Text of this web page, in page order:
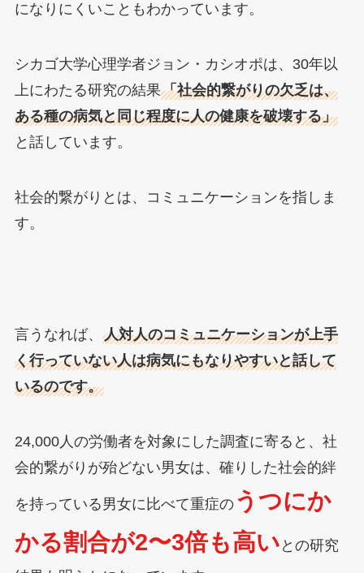
になりにくいこともわかっています。
シカゴ大学心理学者ジョン・カシオポは、30年以
上にわたる研究の結果「社会的繋がりの欠乏は、
ある種の病気と同じ程度に人の健康を破壊する」
と話しています。
社会的繋がりとは、コミュニケーションを指しま
す。
言うなれば、 人対人のコミュニケーションが上手
く行っていない人は病気にもなりやすいと話して
いるのです。
24,000人の労働者を対象にした調査に寄ると、社
会的繋がりが殆どない男女は、確りした社会的絆
を持っている男女に比べて重症のうつにか
かる割合が2〜3倍も高い との研究